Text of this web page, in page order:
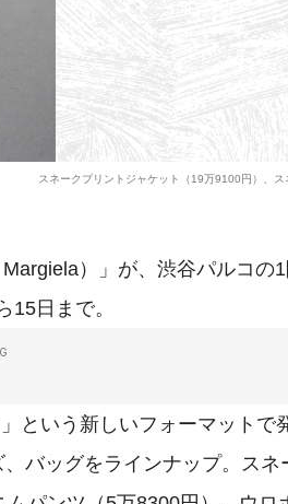
スネークプリントジャケット（19万9100円）、
）」が、渋谷パルコの
15日まで。
という新しいフォーマットで
バッグをラインナップ。スネ